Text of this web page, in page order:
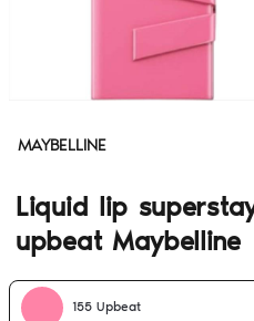
MAYBELLINE
Liquid lip
upbeat Maybelline
155 Upbeat